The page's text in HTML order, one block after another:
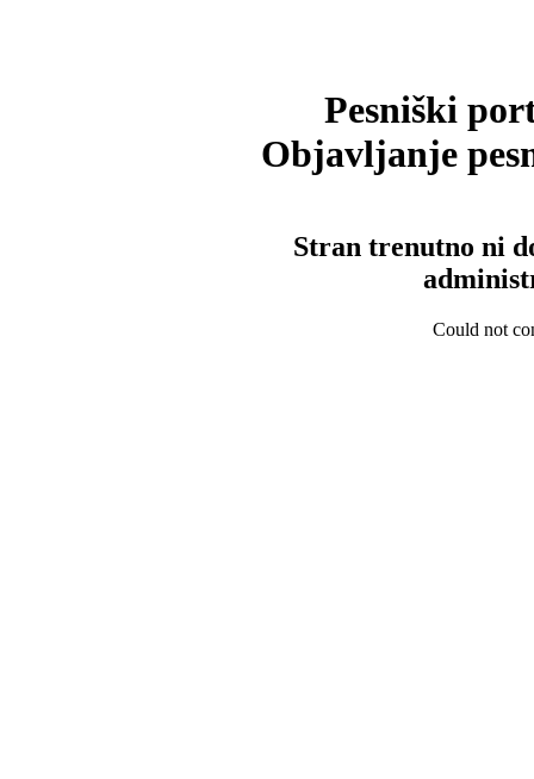
Pesniški
Objavljanje
Stran trenutno ni
Could not